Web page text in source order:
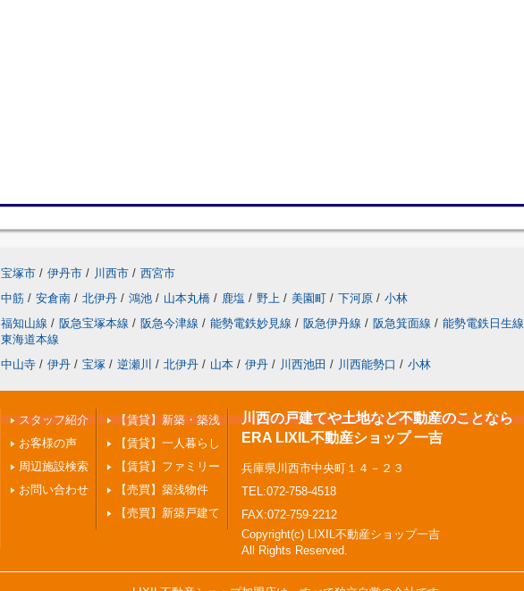
宝塚市 / 伊丹市 / 川西市 / 西宮市
中筋 / 安倉南 / 北伊丹 / 鴻池 / 山本丸橋 / 鹿塩 / 野上 / 美園町 / 下河原 / 小林
福知山線 / 阪急宝塚本線 / 阪急今津線 / 能勢電鉄妙見線 / 阪急伊丹線 / 阪急箕面線 / 能勢電鉄日生線
東海道本線
中山寺 / 伊丹 / 宝塚 / 逆瀬川 / 北伊丹 / 山本 / 伊丹 / 川西池田 / 川西能勢口 / 小林
スタッフ紹介
お客様の声
周辺施設検索
お問い合わせ
【賃貸】新築・築浅
【賃貸】一人暮らし
【賃貸】ファミリー
【売買】築浅物件
【売買】新築戸建て
川西の戸建てや土地など不動産のことなら
ERA LIXIL不動産ショップ 一吉
兵庫県川西市中央町１４－２３
TEL:072-758-4518
FAX:072-759-2212
Copyright(c) LIXIL不動産ショップ一吉
All Rights Reserved.